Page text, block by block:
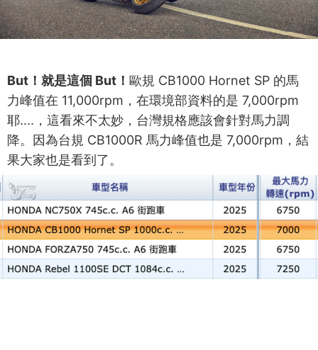
But！就是這個 But！ 歐規 CB1000 Hornet SP 的馬
力峰值在 11,000rpm，在環境部資料的是 7,000rpm
耶....，這看來不太妙，台灣規格應該會針對馬力調
降。因為台規 CB1000R 馬力峰值也是 7,000rpm，結
果大家也是看到了。